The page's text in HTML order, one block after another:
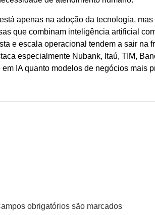
apenas na adoção da tecnologia,
que combinam inteligência artificial
e escala operacional tendem a sair na
especialmente Nubank, Itaú, TIM,
IA quanto modelos de negócios mais
obrigatórios são marcados